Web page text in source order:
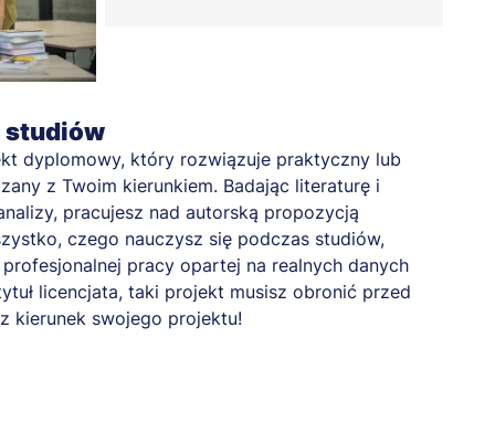
studiów
dyplomowy, który rozwiązuje praktyczny lub
z Twoim kierunkiem. Badając literaturę i
pracujesz nad autorską propozycją
czego nauczysz się podczas studiów,
pracy opartej na realnych danych
licencjata, taki projekt musisz obronić przed
kierunek swojego projektu!